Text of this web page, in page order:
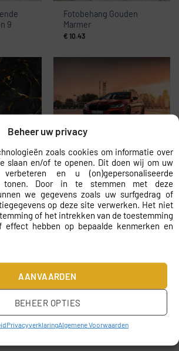
Beheer uw privacy
zoals cookies om informatie over
slaan en/of te openen. Dit doen wij om uw
en u (on)gepersonaliseerde
tonen. Door in te stemmen met deze
we gegevens zoals uw surfgedrag of
op deze site verwerken. Het niet
of het intrekken van de toestemming
effect hebben op bepaalde kenmerken en
AANVAARDEN
BEHEER OPTIES
PrivacyverklaringAlgemene Voorwaarden
9
Fotobehang Gouden
Marmer
€ 10.43
Fotobehang BMW M5 F90
LCI
10.43
een
Fotobehang Wereld van
Japanse Vogels
€10.43